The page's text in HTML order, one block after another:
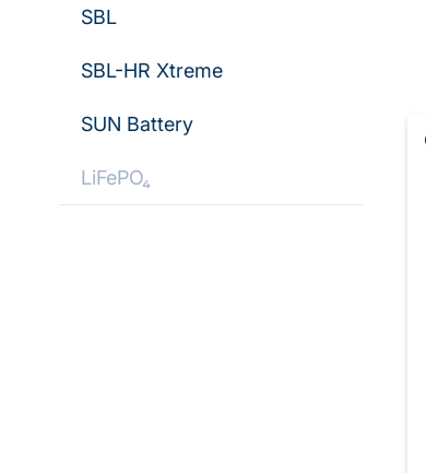
SBL
SBL-HR Xtreme
SUN Battery
LiFePO₄